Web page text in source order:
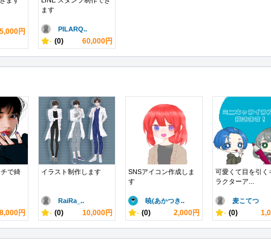
円
ます
PILARQ..
- (0) 60,000円
で綺
8,000円
イラスト制作します
RaiRa_..
- (0) 10,000円
SNSアイコン作成しま
す
暁(あかつき..
- (0) 2,000円
可愛くて目を引く
ラクターア...
麦こてつ
- (0)